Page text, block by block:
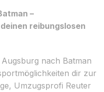
–
reibungslosen
nach Batman
dir zur
Umzugsprofi Reuter